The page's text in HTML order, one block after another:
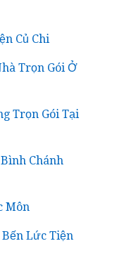
Củ Chi
Trọn Gói Ở
Trọn Gói Tại
Chánh
Môn
Lức Tiện